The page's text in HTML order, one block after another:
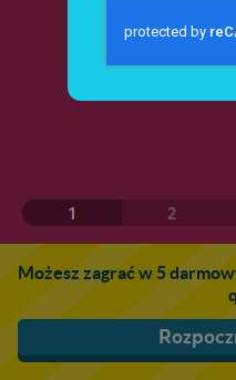
1 2
Możesz zagrać w 5